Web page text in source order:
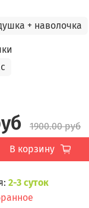
2-3 суток
+ наволочка
1900.00 руб
В корзину